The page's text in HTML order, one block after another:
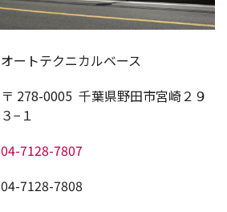
オートテクニカルベース
〒 278-0005 千葉県野田市宮崎２９
３−１
04-7128-7807
04-7128-7808